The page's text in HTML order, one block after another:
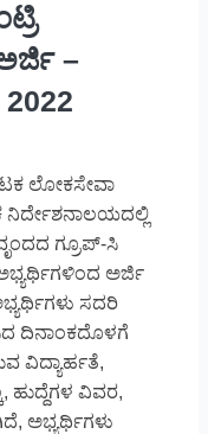
–
ಲೋಕಸೇವಾ
ನಿರ್ದೇಶನಾಲಯದಲ್ಲಿ
ಗ್ರೂಪ್-ಸಿ
ಅರ್ಜಿ
ಸದರಿ
ದಿನಾಂಕದೊಳಗೆ
ವಿದ್ಯಾರ್ಹತೆ,
ಹುದ್ದೆಗಳ ವಿವರ,
ಅಭ್ಯರ್ಥಿಗಳು